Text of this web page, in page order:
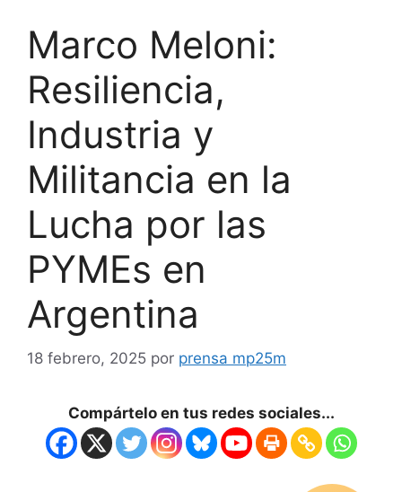
Marco Meloni:
Resiliencia,
Industria y
Militancia en la
Lucha por las
PYMEs en
Argentina
18 febrero, 2025 por prensa mp25m
Compártelo en tus redes sociales...